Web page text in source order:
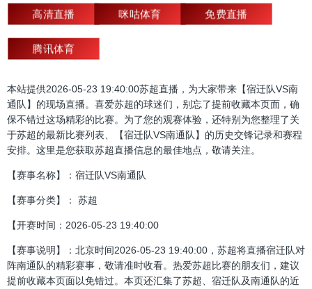
高清直播 咪咕体育 免费直播
腾讯体育
本站提供2026-05-23 19:40:00苏超直播，为大家带来【宿迁队VS南
通队】的现场直播。喜爱苏超的球迷们，别忘了提前收藏本页面，确
保不错过这场精彩的比赛。为了您的观赛体验，还特别为您整理了关
于苏超的最新比赛列表、【宿迁队VS南通队】的历史交锋记录和赛程
安排。这里是您获取苏超直播信息的最佳地点，敬请关注。
【赛事名称】：宿迁队VS南通队
【赛事分类】： 苏超
【开赛时间：2026-05-23 19:40:00
【赛事说明】：北京时间2026-05-23 19:40:00，苏超将直播宿迁队对
阵南通队的精彩赛事，敬请准时收看。热爱苏超比赛的朋友们，建议
提前收藏本页面以免错过。本页还汇集了苏超、宿迁队及南通队的近